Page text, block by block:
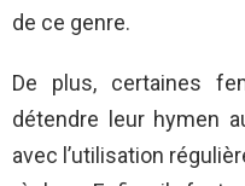
de ce genre.
De plus, certaines
détendre leur hymen
avec l’utilisation